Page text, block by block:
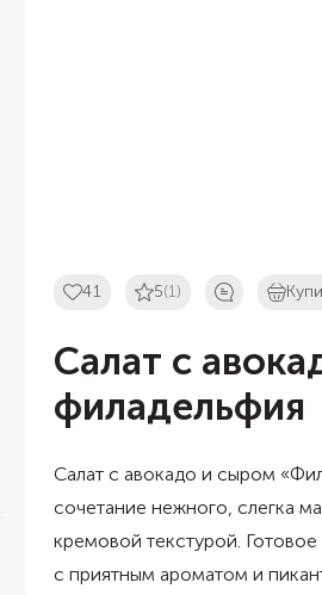
41 5(1)
Салат с
филадельфия
Салат с авокадо и сыром
сочетание нежного, слегка
кремовой текстурой.
с приятным ароматом и